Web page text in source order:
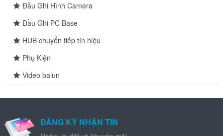
Đầu Ghi Hình Camera
Đầu Ghi PC Base
HUB chuyển tiếp tín hiệu
Phụ Kiện
Video balun
ĐĂNG KÝ NHẬN TIN